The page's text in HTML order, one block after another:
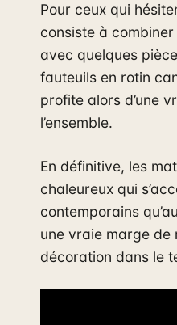
Pour ceux qui
consiste à
avec quelques
fauteuils en rotin
profite alors d’une
l’ensemble.
En définitive, les
chaleureux qui
contemporains
une vraie marge
décoration dans le